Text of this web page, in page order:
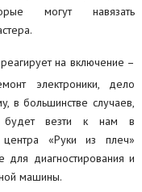
могут навязать
на включение –
электроники, дело
в большинстве случаев,
будет везти к нам в
центра «Руки из плеч»
диагностирования и
машины.